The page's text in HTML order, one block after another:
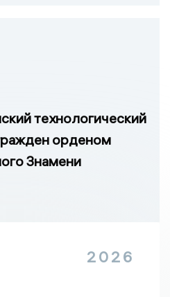
технологический
орденом
Знамени
2026